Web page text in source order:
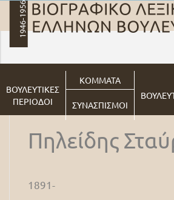
ΒΟΥΛΕΥΤΙΚΕΣ
ΠΕΡΙΟΔΟΙ
ΚΟΜΜΑΤΑ
ΣΥΝΑΣΠΙΣΜΟΙ
Πηλείδης
1891-